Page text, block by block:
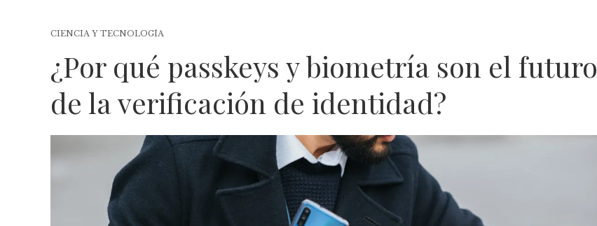
CIENCIA Y TECNOLOGÍA
¿Por qué passkeys y biometría son el futuro
de la verificación de identidad?